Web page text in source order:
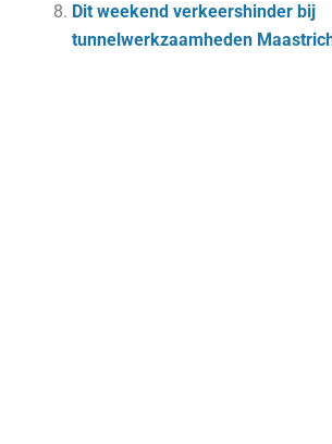
Dit weekend verkeershinder bij
tunnelwerkzaamheden